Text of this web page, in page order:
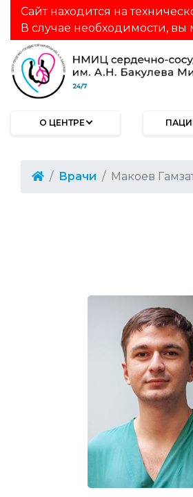
Сайт находится на
В случае необходимости, вы
О ЦЕНТРЕ
Врачи Макоев